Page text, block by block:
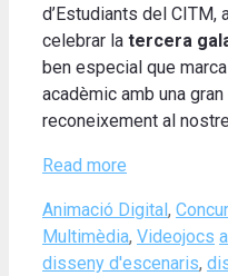
d’Estudiants del CITM,
celebrar la tercera
ben especial que
acadèmic amb una
reconeixement al
Read more
Categories
Animació Digital,
Multimèdia, Videojocs
disseny d'escenaris,